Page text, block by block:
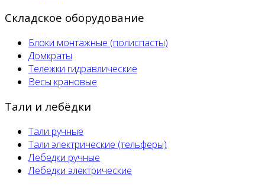
Складское оборудование
Блоки монтажные (полиспасты)
Домкраты
Тележки гидравлические
Весы крановые
Тали и лебёдки
Тали ручные
Тали электрические (тельферы)
Лебедки ручные
Лебедки электрические